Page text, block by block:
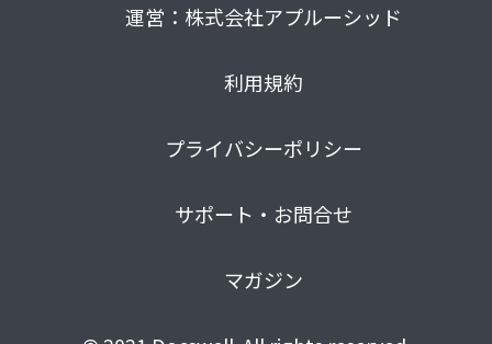
運営：株式会社アプルーシッド
利用規約
プライバシーポリシー
サポート・お問合せ
マガジン